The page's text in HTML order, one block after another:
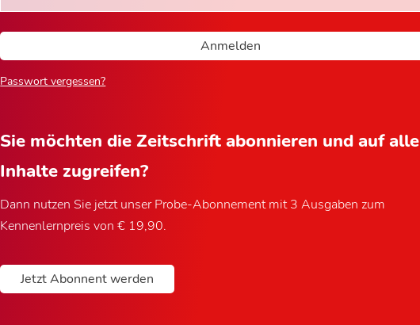
Passwort vergessen?
Sie möchten die Zeitschrift abonnieren und auf alle
Inhalte zugreifen?
Dann nutzen Sie jetzt unser Probe-Abonnement mit 3 Ausgaben zum
Kennenlernpreis von € 19,90.
Jetzt Abonnent werden